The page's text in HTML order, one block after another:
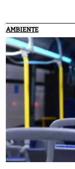
quando in Italia si
AMBIENTE